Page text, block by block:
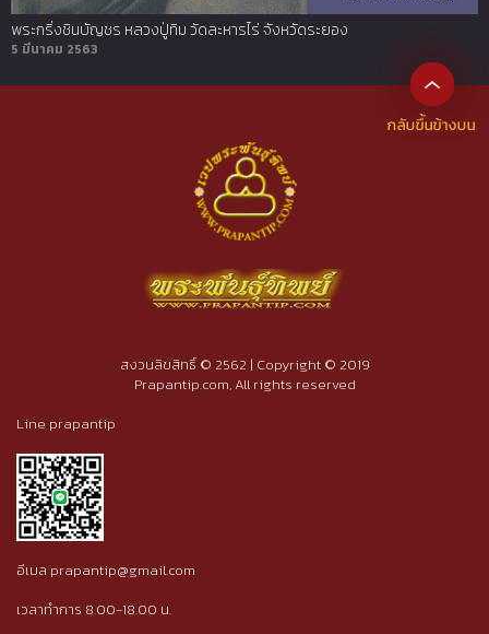
พระกริ่งชินบัญชร หลวงปู่ทิม วัดละหารไร่ จังหวัดระยอง
5 มีนาคม 2563
สงวนลิขสิทธิ์ © 2562 | Copyright © 2019
Prapantip.com, All rights reserved
Line prapantip
อีเมล prapantip@gmail.com
เวลาทำการ 8.00-18.00 น.